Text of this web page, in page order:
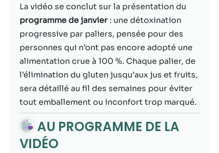
La vidéo se conclut sur la présentation du
programme de janvier : une détoxination
progressive par paliers, pensée pour des
personnes qui n’ont pas encore adopté une
alimentation crue à 100 %. Chaque palier, de
l’élimination du gluten jusqu’aux jus et fruits,
sera détaillé au fil des semaines pour éviter
tout emballement ou inconfort trop marqué.
AU PROGRAMME DE LA
VIDÉO
disparaîtront
du site Web.
Marketing
En partageant
votre intérêt et
votre
comportement
lorsque vous
visitez notre
site, vous
augmentez les